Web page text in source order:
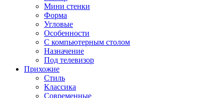
Мини стенки
Форма
Угловые
Особенности
С компьютерным столом
Назначение
Под телевизор
Прихожие
Стиль
Классика
Современные